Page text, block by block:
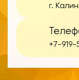
г.
+7-